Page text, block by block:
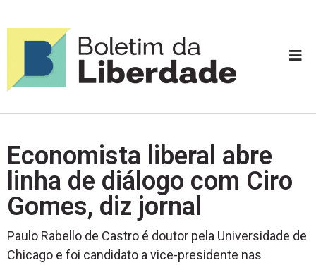
Economista liberal abre
linha de diálogo com Ciro
Gomes, diz jornal
Paulo Rabello de Castro é doutor pela Universidade de
Chicago e foi candidato a vice-presidente nas